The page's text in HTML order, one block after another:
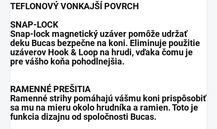
TEFLONOVÝ VONKAJŠÍ POVRCH
SNAP-LOCK
Snap-lock magnetický uzáver pomôže udržať
deku Bucas bezpečne na koni. Eliminuje použitie
uzáverov Hook & Loop na hrudi, vďaka čomu je
pre vášho koňa pohodlnejšia.
RAMENNÉ PREŠITIA
Ramenné strihy pomáhajú vášmu koni prispôsobiť
sa mu na mieru okolo hrudníka a ramien. Toto je
funkcia dizajnu od spoločnosti Bucas.